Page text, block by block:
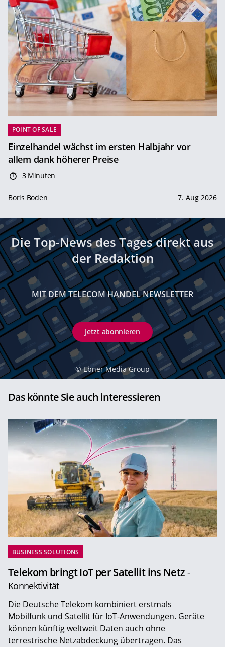
POINT OF SALE
Einzelhandel wächst im ersten Halbjahr vor
allem dank höherer Preise
3 Minuten
Boris Boden 7. Aug 2026
Die Top-News des Tages direkt aus
der Redaktion
MIT DEM TELECOM HANDEL NEWSLETTER
Jetzt abonnieren
© Ebner Media Group
Das könnte Sie auch interessieren
BUSINESS SOLUTIONS
Telekom bringt IoT per Satellit ins Netz -
Konnektivität
Die Deutsche Telekom kombiniert erstmals
Mobilfunk und Satellit für IoT-Anwendungen. Geräte
können künftig weltweit Daten auch ohne
terrestrische Netzabdeckung übertragen. Das